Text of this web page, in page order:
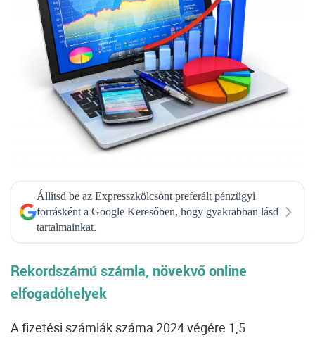
Állítsd be az Expresszkölcsönt preferált pénzügyi
forrásként a Google Keresőben, hogy gyakrabban lásd
tartalmainkat.
Rekordszámú számla, növekvő online
elfogadóhelyek
A fizetési számlák száma 2024 végére 1,5